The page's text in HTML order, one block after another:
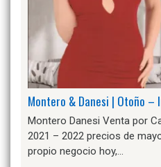
Montero & Danesi | Otoño –
Montero Danesi Venta por
2021 – 2022 precios de
propio negocio hoy,…